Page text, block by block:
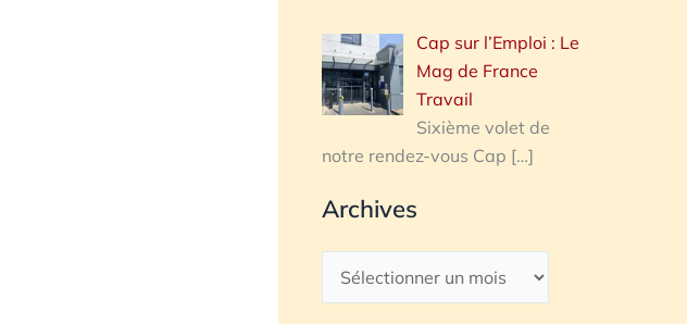
Cap sur l’Emploi : Le
Mag de France
Travail
Sixième volet de
notre rendez-vous Cap […]
Archives